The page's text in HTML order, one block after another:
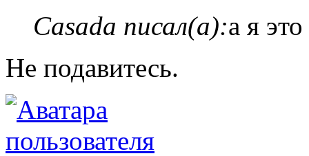
Casada писал(а):а я
Не подавитесь.